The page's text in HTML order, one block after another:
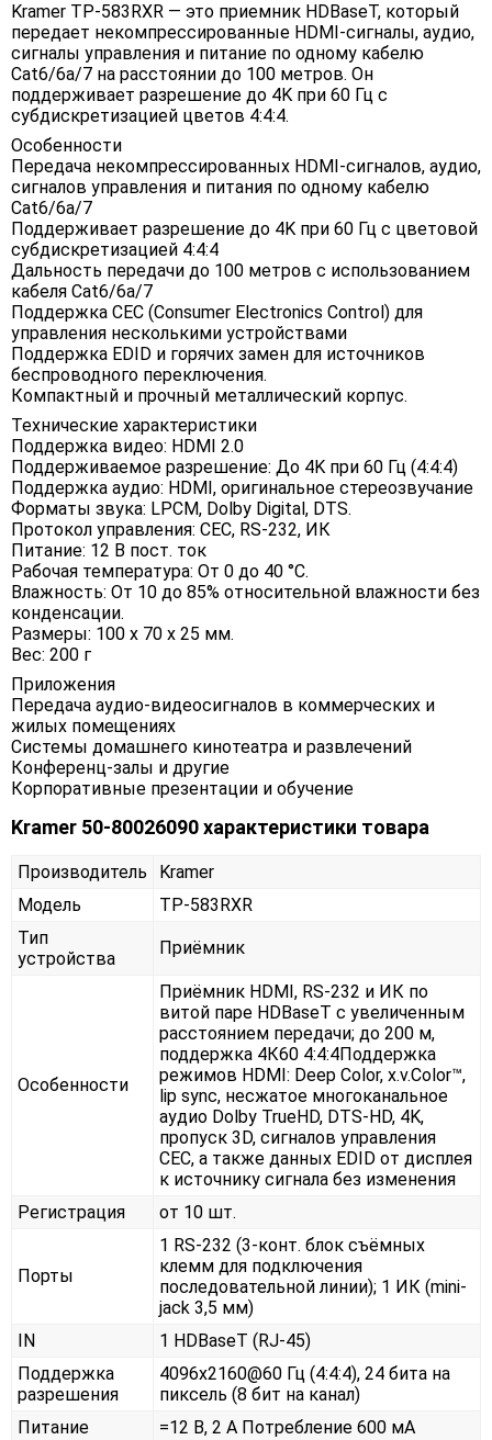
Kramer TP-583RXR — это приемник HDBaseT, который
передает некомпрессированные HDMI-сигналы, аудио,
сигналы управления и питание по одному кабелю
Cat6/6a/7 на расстоянии до 100 метров. Он
поддерживает разрешение до 4K при 60 Гц с
субдискретизацией цветов 4:4:4.
Особенности
Передача некомпрессированных HDMI-сигналов, аудио,
сигналов управления и питания по одному кабелю
Cat6/6a/7
Поддерживает разрешение до 4K при 60 Гц с цветовой
субдискретизацией 4:4:4
Дальность передачи до 100 метров с использованием
кабеля Cat6/6a/7
Поддержка CEC (Consumer Electronics Control) для
управления несколькими устройствами
Поддержка EDID и горячих замен для источников
беспроводного переключения.
Компактный и прочный металлический корпус.
Технические характеристики
Поддержка видео: HDMI 2.0
Поддерживаемое разрешение: До 4K при 60 Гц (4:4:4)
Поддержка аудио: HDMI, оригинальное стереозвучание
Форматы звука: LPCM, Dolby Digital, DTS.
Протокол управления: CEC, RS-232, ИК
Питание: 12 В пост. ток
Рабочая температура: От 0 до 40 °C.
Влажность: От 10 до 85% относительной влажности без
конденсации.
Размеры: 100 х 70 х 25 мм.
Вес: 200 г
Приложения
Передача аудио-видеосигналов в коммерческих и
жилых помещениях
Системы домашнего кинотеатра и развлечений
Конференц-залы и другие
Корпоративные презентации и обучение
Kramer 50-80026090 характеристики товара
Производитель
Kramer
Модель
TP-583RXR
Тип
устройства
Приёмник
Особенности
Приёмник HDMI, RS-232 и ИК по
витой паре HDBaseT с увеличенным
расстоянием передачи; до 200 м,
поддержка 4К60 4:4:4Поддержка
режимов HDMI: Deep Color, x.v.Color™,
lip sync, несжатое многоканальное
аудио Dolby TrueHD, DTS-HD, 4K,
пропуск 3D, сигналов управления
CEC, а также данных EDID от дисплея
к источнику сигнала без изменения
Регистрация
от 10 шт.
Порты
1 RS-232 (3-конт. блок съёмных
клемм для подключения
последовательной линии); 1 ИК (mini-
jack 3,5 мм)
IN
1 HDBaseT (RJ-45)
Поддержка
разрешения
4096x2160@60 Гц (4:4:4), 24 бита на
пиксель (8 бит на канал)
Питание
=12 В, 2 А Потребление 600 мА